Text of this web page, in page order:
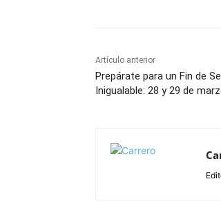
Artículo anterior
Prepárate para un Fin de
Inigualable: 28 y 29 de